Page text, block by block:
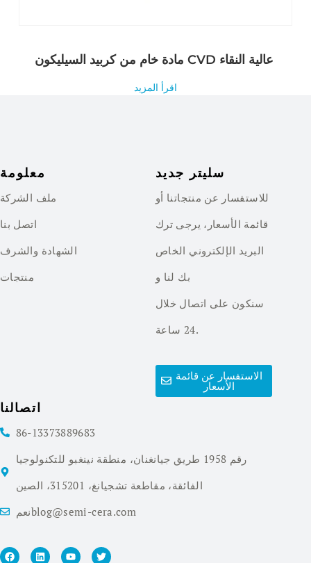
اقرأ المزيد
معلومة
ملف الشركة
اتصل بنا
الشهادة والشرف
منتجات
سليتر جديد
للاستفسار عن منتجاتنا أو
قائمة الأسعار، يرجى ترك
البريد الإلكتروني الخاص
بك لنا و
سنكون على اتصال خلال
24 ساعة.
الاستفسار عن قائمة
الأسعار
اتصالنا
86-13373889683
رقم 1958 طريق جيانغنان، منطقة نينغبو للتكنولوجيا
الفائقة، مقاطعة تشجيانغ، 315201، الصين
نعمblog@semi-cera.com